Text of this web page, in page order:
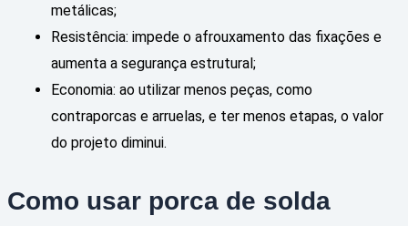
metálicas;
Resistência: impede o afrouxamento das fixações e
aumenta a segurança estrutural;
Economia: ao utilizar menos peças, como
contraporcas e arruelas, e ter menos etapas, o valor
do projeto diminui.
Como usar porca de solda